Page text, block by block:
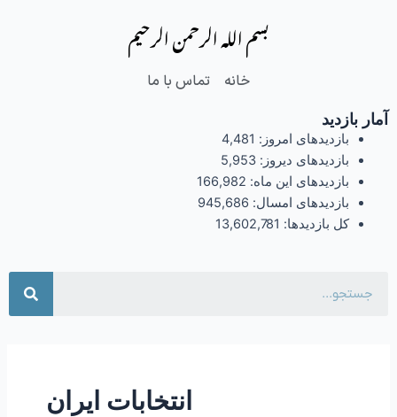
بسم الله الرحمن الرحیم
خانه تماس با ما
آمار بازدید
بازدیدهای امروز: 4,481
بازدیدهای دیروز: 5,953
بازدیدهای این ماه: 166,982
بازدیدهای امسال: 945,686
کل بازدیدها: 13,602,781
انتخابات ایران